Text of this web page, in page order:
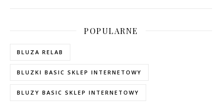
POPULARNE
BLUZA RELAB
BLUZKI BASIC SKLEP INTERNETOWY
BLUZY BASIC SKLEP INTERNETOWY